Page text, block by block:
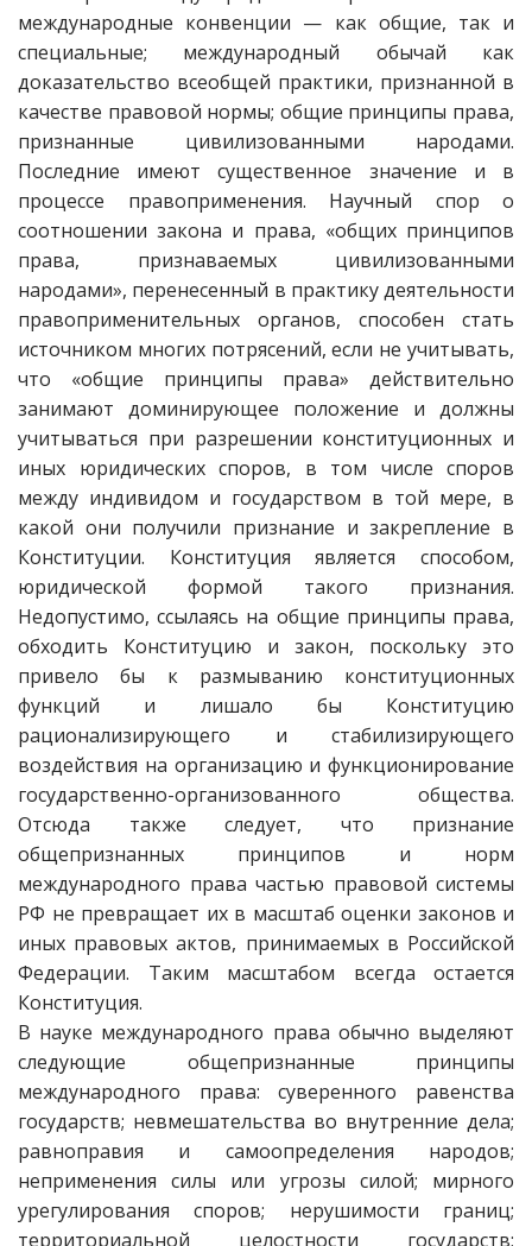
международные конвенции — как общие, так и
специальные; международный обычай как
доказательство всеобщей практики, признанной в
качестве правовой нормы; общие принципы права,
признанные цивилизованными народами.
Последние имеют существенное значение и в
процессе правоприменения. Научный спор о
соотношении закона и права, «общих принципов
права, признаваемых цивилизованными
народами», перенесенный в практику деятельности
правоприменительных органов, способен стать
источником многих потрясений, если не учитывать,
что «общие принципы права» действительно
занимают доминирующее положение и должны
учитываться при разрешении конституционных и
иных юридических споров, в том числе споров
между индивидом и государством в той мере, в
какой они получили признание и закрепление в
Конституции. Конституция является способом,
юридической формой такого признания.
Недопустимо, ссылаясь на общие принципы права,
обходить Конституцию и закон, поскольку это
привело бы к размыванию конституционных
функций и лишало бы Конституцию
рационализирующего и стабилизирующего
воздействия на организацию и функционирование
государственно-организованного общества.
Отсюда также следует, что признание
общепризнанных принципов и норм
международного права частью правовой системы
РФ не превращает их в масштаб оценки законов и
иных правовых актов, принимаемых в Российской
Федерации. Таким масштабом всегда остается
Конституция.
В науке международного права обычно выделяют
следующие общепризнанные принципы
международного права: суверенного равенства
государств; невмешательства во внутренние дела;
равноправия и самоопределения народов;
неприменения силы или угрозы силой; мирного
урегулирования споров; нерушимости границ;
территориальной целостности государств;